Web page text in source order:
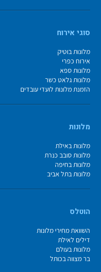
סוגי אירוח
מלונות בוטיק
אירוח כפרי
מלונות ספא
מלונות גלאט כשר
הזמנת מלונות לועדי עובדים
מלונות
מלונות באילת
מלונות סובב כנרת
מלונות בחיפה
מלונות בתל אביב
הוטלס
השוואת מחירי מלונות
דילים לאילת
מלונות בעולם
בר מצווה בכותל